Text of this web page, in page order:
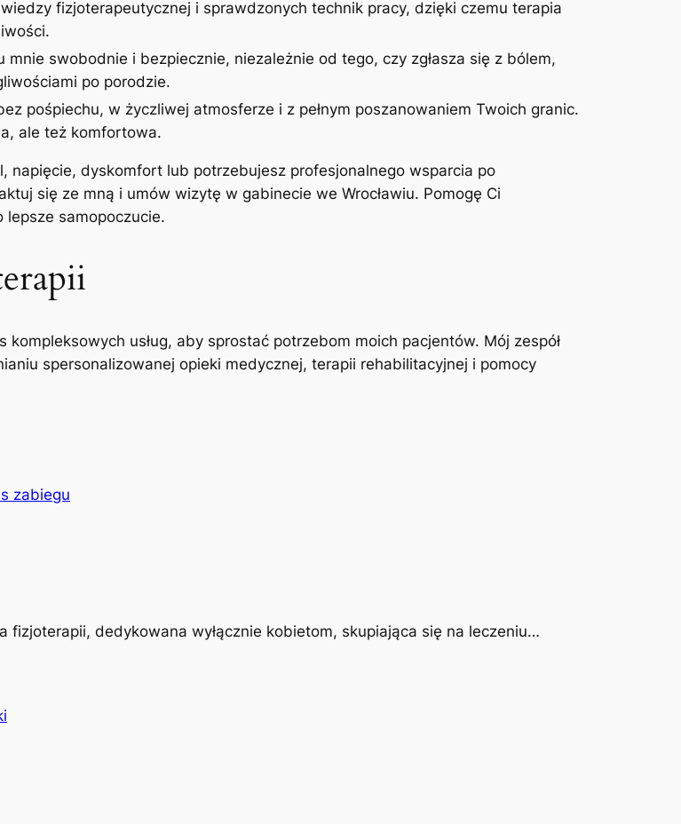
fizjoterapeutycznej i sprawdzonych technik pracy, dzięki czemu terapia
mnie swobodnie i bezpiecznie, niezależnie od tego, czy zgłasza się z bólem,
po porodzie.
pośpiechu, w życzliwej atmosferze i z pełnym poszanowaniem Twoich granic.
ale też komfortowa.
napięcie, dyskomfort lub potrzebujesz profesjonalnego wsparcia po
się ze mną i umów wizytę w gabinecie we Wrocławiu. Pomogę Ci
samopoczucie.
usług, aby sprostać potrzebom moich pacjentów. Mój zespół
spersonalizowanej opieki medycznej, terapii rehabilitacyjnej i pomocy
dedykowana wyłącznie kobietom, skupiająca się na leczeniu…